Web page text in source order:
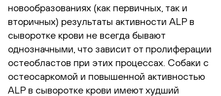
новообразованиях (как первичных, так и
вторичных) результаты активности ALP в
сыворотке крови не всегда бывают
однозначными, что зависит от пролиферации
остеобластов при этих процессах. Собаки с
остеосаркомой и повышенной активностью
ALP в сыворотке крови имеют худший